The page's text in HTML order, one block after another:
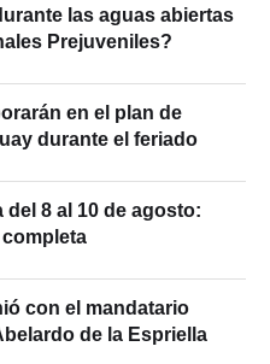
las aguas abiertas
Prejuveniles?
en el plan de
durante el feriado
del 8 al 10 de agosto:
con el mandatario
de la Espriella